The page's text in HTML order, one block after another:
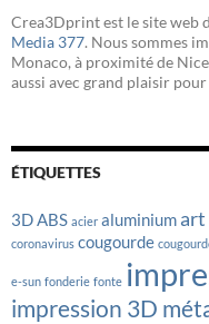
Crea3Dprint est le site web
Media 377. Nous sommes
Monaco, à proximité de
aussi avec grand plaisir
ÉTIQUETTES
3DABS acier aluminium art
coronavirus cougourde
e-sun fonderie fonte
impression 3D